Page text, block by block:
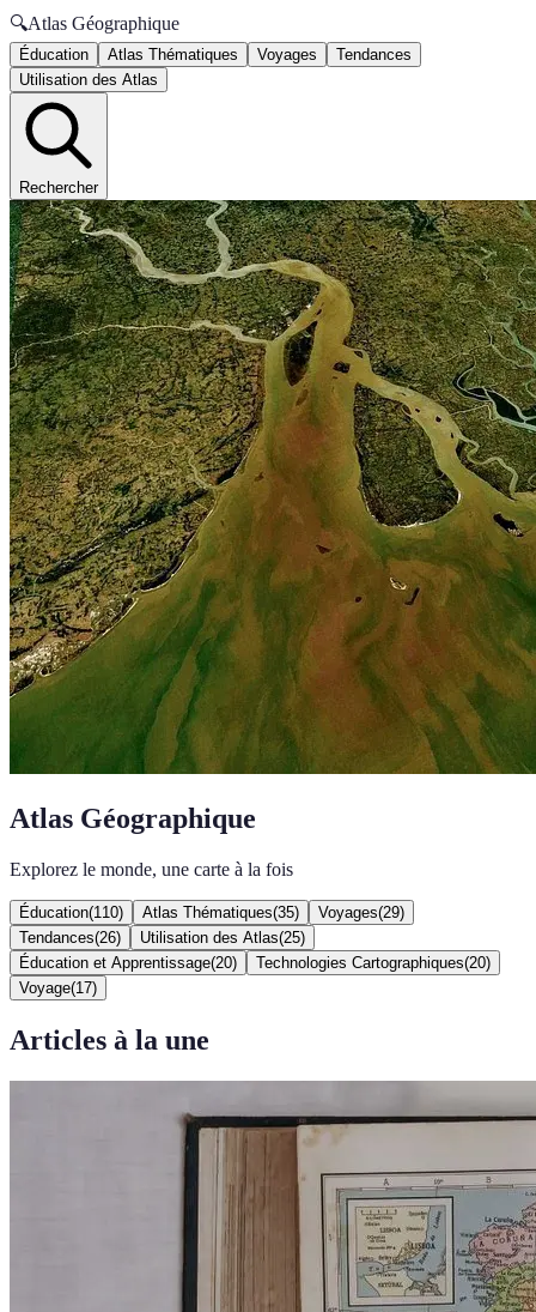
🔍Atlas Géographique
Éducation Atlas Thématiques Voyages
Tendances
Utilisation des Atlas
Rechercher
Atlas Géographique
Explorez le monde, une carte à la fois
Éducation(110) Atlas Thématiques(35) Voyages(29)
Tendances(26) Utilisation des Atlas(25)
Éducation et Apprentissage(20) Technologies Cartographiques(20)
Voyage(17)
Articles à la une